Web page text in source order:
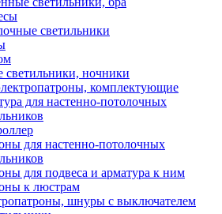
светильники
светильники, ночники
комплектующие
для настенно-потолочных
для настенно-потолочных
для подвеса и арматура к ним
к люстрам
шнуры с выключателем